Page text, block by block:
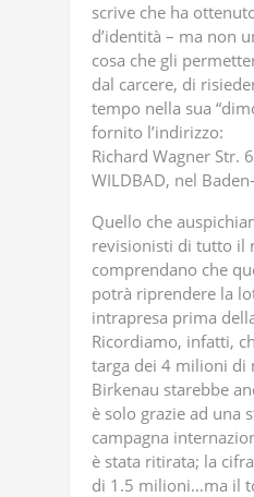
scrive che ha
d’identità – ma non
cosa che gli
dal carcere, di
tempo nella sua
fornito l’indirizzo:
Richard Wagner Str.
WILDBAD, nel
Quello che
revisionisti di tutto il
comprendano che
potrà riprendere la
intrapresa prima
Ricordiamo, infatti,
targa dei 4 milioni di
Birkenau starebbe
è solo grazie ad una
campagna
è stata ritirata; la
di 1.5 milioni…ma il